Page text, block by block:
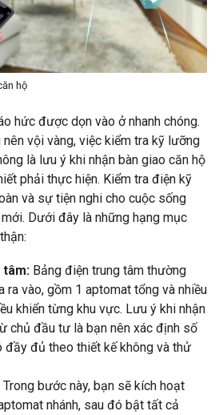
hộ
hức được dọn vào ở nhanh chóng.
vội vàng, việc kiểm tra kỹ lưỡng
là lưu ý khi nhận bàn giao căn hộ
phải thực hiện. Kiểm tra điện kỹ
và sự tiện nghi cho cuộc sống
Dưới đây là những hạng mục
tâm: Bảng điện trung tâm thường
vào, gồm 1 aptomat tổng và nhiều
khiển từng khu vực. Lưu ý khi nhận
chủ đầu tư là bạn nên xác định số
đầy đủ theo thiết kế không và thử
Trong bước này, bạn sẽ kích hoạt
nhánh, sau đó bật tất cả